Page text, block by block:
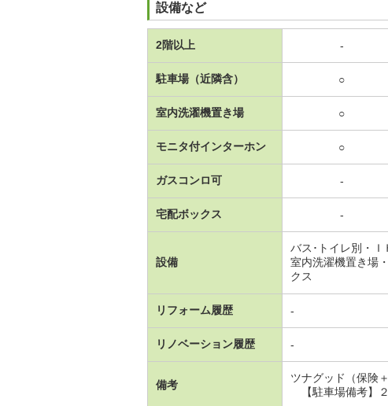
設備など
2階以上 -
駐車場（近隣含） ○
室内洗濯機置き場 ○
モニタ付インターホン ○
ガスコンロ可 -
宅配ボックス -
設備
バス･トイレ別・
室内洗濯機置き場
クス
リフォーム履歴 -
リノベーション履歴 -
備考
ツナグッド（保
【駐車場備考】